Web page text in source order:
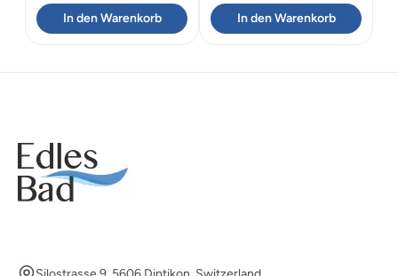
In den Warenkorb In den Warenkorb